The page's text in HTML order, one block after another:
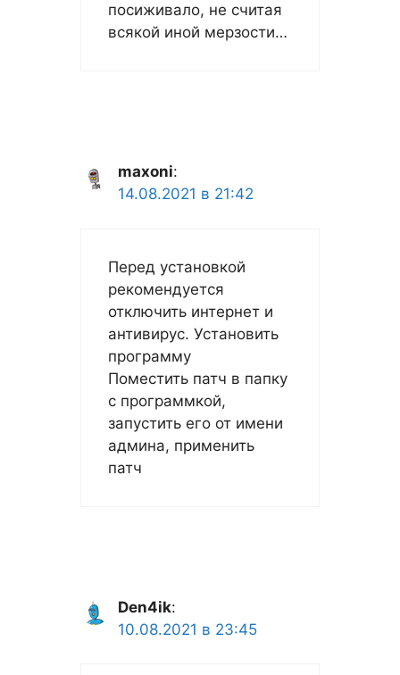
посиживало, не считая
всякой иной мерзости…
maxoni:
14.08.2021 в 21:42
Перед установкой
рекомендуется
отключить интернет и
антивирус. Установить
программу
Поместить патч в папку
с программкой,
запустить его от имени
админа, применить
патч
Den4ik:
10.08.2021 в 23:45